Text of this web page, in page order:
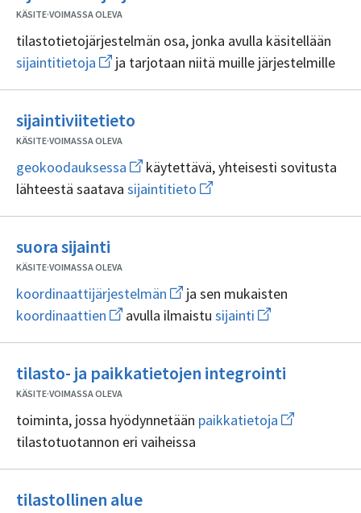
KÄSITE·VOIMASSA OLEVA
tilastotietojärjestelmän osa, jonka avulla käsitellään
sijaintitietoja Avaa
uuden
ikkunan
sijaintitietoja
ja tarjotaan niitä muille järjestelmille
sijaintiviitetieto
KÄSITE·VOIMASSA OLEVA
geokoodauksessa Avaa
uuden
ikkunan
geokoodauksessa
käytettävä, yhteisesti sovitusta
lähteestä saatava sijaintitieto Avaa
uuden
ikkunan
suora sijainti
sisällöntuottajia
KÄSITE·VOIMASSA OLEVA
koordinaattijärjestelmän Avaa
uuden
ikkunan
koordinaattijärjestelmän
ja sen mukaisten
koordinaattien Avaa
uuden
ikkunan
koordinaattien
avulla ilmaistu sijainti Avaa
uuden
ikkunan
sijainti
tilasto- ja paikkatietojen integrointi
KÄSITE·VOIMASSA OLEVA
toiminta, jossa hyödynnetään paikkatietoja Avaa
uuden
paikkatietoja
tilastotuotannon eri vaiheissa
tilastollinen alueEi